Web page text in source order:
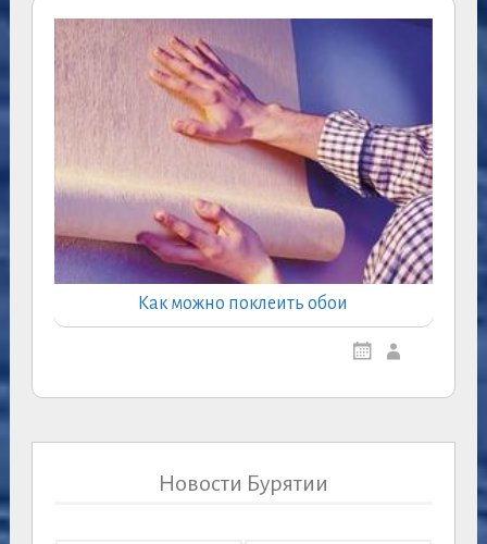
Как можно поклеить обои
Новости Бурятии